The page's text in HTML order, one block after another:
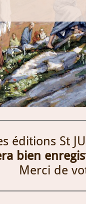
éditions St
bien
Merci de